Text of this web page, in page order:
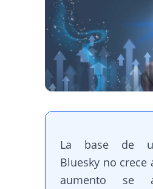
La base de
Bluesky no crece
aumento se